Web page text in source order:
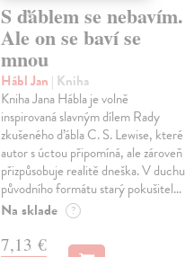
S ďáblem se nebavím.
Ale on se baví se
mnou
Hábl Jan | Kniha
Kniha Jana Hábla je volně
inspirovaná slavným dílem Rady
zkušeného ďábla C. S. Lewise, které
autor s úctou připomíná, ale zároveň
přizpůsobuje realitě dneška. V duchu
původního formátu starý pokušitel…
Na sklade ?
7,13 €